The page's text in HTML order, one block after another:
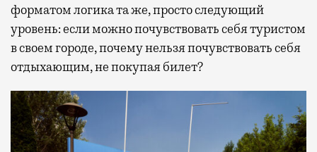
форматом логика та же, просто следующий
уровень: если можно почувствовать себя туристом
в своем городе, почему нельзя почувствовать себя
отдыхающим, не покупая билет?